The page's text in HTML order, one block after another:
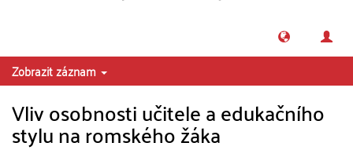
Zobrazit záznam
Vliv osobnosti učitele a edukačního
stylu na romského žáka